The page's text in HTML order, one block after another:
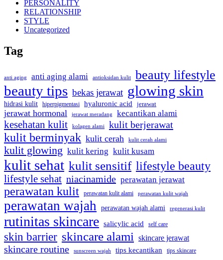
PERSONALITY
RELATIONSHIP
STYLE
Uncategorized
Tag
anti aging anti aging alami antioksidan kulit beauty lifestyle
beauty tips bekas jerawat glowing skin
hidrasi kulit hiperpigmentasi hyaluronic acid jerawat
jerawat hormonal jerawat meradang kecantikan alami
kesehatan kulit kolagen alami kulit berjerawat
kulit berminyak kulit cerah kulit cerah alami
kulit glowing kulit kering kulit kusam
kulit sehat kulit sensitif lifestyle beauty
lifestyle sehat niacinamide perawatan jerawat
perawatan kulit perawatan kulit alami perawatan kulit wajah
perawatan wajah perawatan wajah alami regenerasi kulit
rutinitas skincare salicylic acid self care
skin barrier skincare alami skincare jerawat
skincare routine sunscreen wajah tips kecantikan tips skincare